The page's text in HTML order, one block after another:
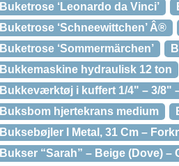
Buketrose ‘Leonardo da Vinci’
Buketrose ‘Schneewittchen’ Â®
Buketrose ‘Sommermärchen’
Bukkemaskine hydraulisk 12 ton
Bukkeværktøj i kuffert 1/4" – 3/8"
Buksbom hjertekrans medium
Buksebøjler I Metal, 31 Cm –
Bukser “Sarah” – Beige (Dove) –